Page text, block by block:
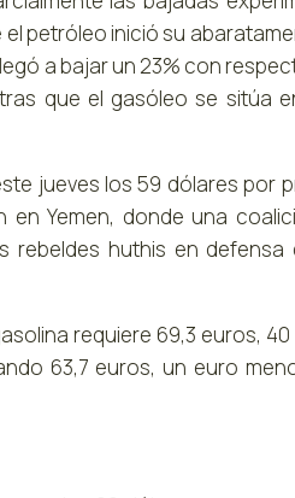
petróleo inició su
a bajar un 23% con
que el gasóleo se sitúa
jueves los 59 dólares por
Yemen, donde una
rebeldes huthis en defensa
requiere 69,3 euros,
63,7 euros, un euro